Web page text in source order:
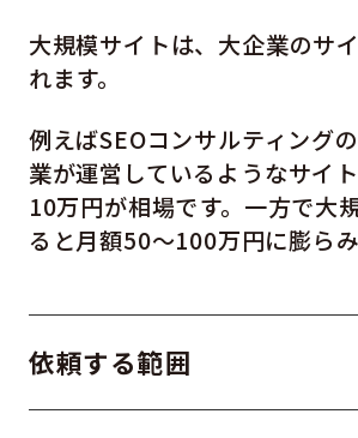
大規模サイトは、大企業のサ
れます。
例えばSEOコンサルティング
業が運営しているようなサイ
10万円が相場です。一方で大
ると月額50～100万円に膨らみ
依頼する範囲